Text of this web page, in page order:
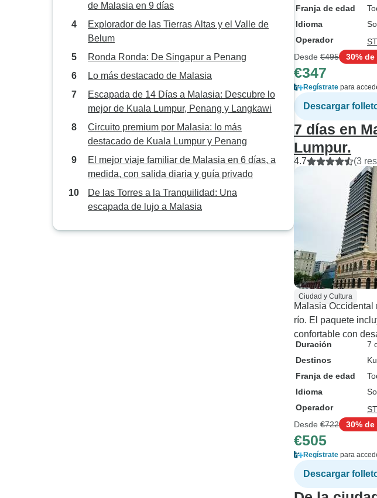
de Malasia en 9 días
Explorador de las Tierras Altas y el Valle de
Belum
Ronda Ronda: De Singapur a Penang
Lo más destacado de Malasia
Escapada de 14 Días a Malasia: Descubre lo
mejor de Kuala Lumpur, Penang y Langkawi
Circuito premium por Malasia: lo más
destacado de Kuala Lumpur y Penang
El mejor viaje familiar de Malasia en 6 días, a
medida, con salida diaria y guía privado
De las Torres a la Tranquilidad: Una
escapada de lujo a Malasia
Franja de edad
Idioma
Operador
Desde €495 30%
€347
Regístrate para
Descargar
7 días en
Lumpur.
4.7 (3
Ciudad y Cultura
Malasia
río. El paquete
confortable con
Duración
7
Destinos
Franja de edad
Idioma
Operador
Desde €722 30%
€505
Regístrate para
Descargar